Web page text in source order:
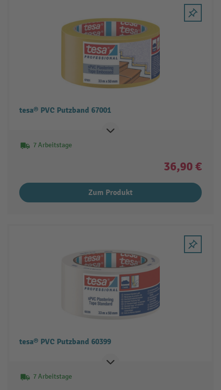
tesa® PVC Putzband 67001
7 Arbeitstage
36,90 €
Zum Produkt
tesa® PVC Putzband 60399
7 Arbeitstage